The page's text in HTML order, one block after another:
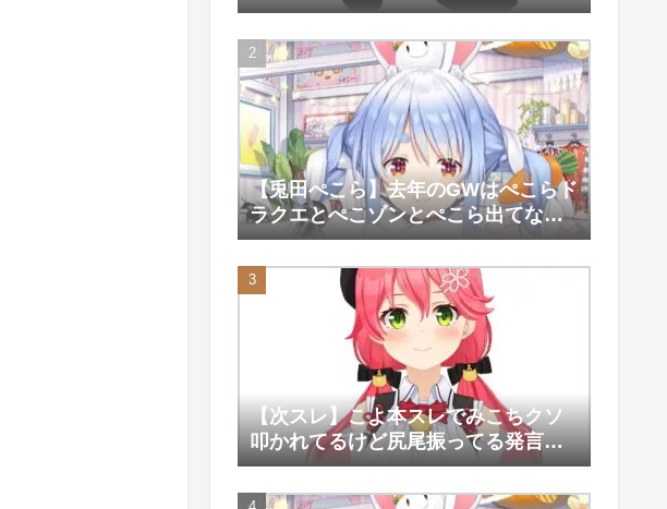
【兎田ぺこら】去年のGWはぺこらド
ラクエとぺこゾンとぺこら出てない
大会しか覚えてない【ホロライ
ブ/hololive】
【次スレ】こよ本スレでみこちクソ
叩かれてるけど尻尾振ってる発言が
そんなに気にくわなかったのか？
【さくらみこ】